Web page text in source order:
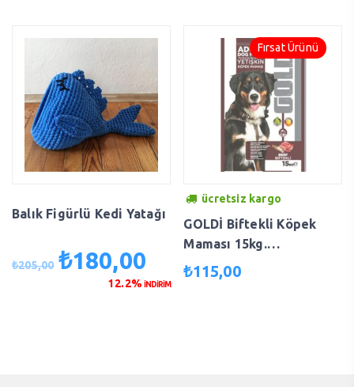
Balık Figürlü Kedi Yatağı
₺205,00 Orijinal
₺180,00
andaki
12.2% İNDİRİM
Fırsat Ürünü
ücretsiz kargo
GOLDİ Biftekli Köpek
Maması 15kg.
GOLDİBİFTEKLİ
₺115,00